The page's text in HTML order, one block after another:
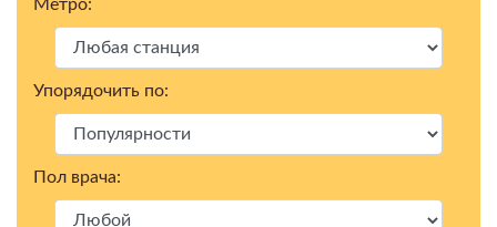
Метро:
Упорядочить по:
Пол врача: